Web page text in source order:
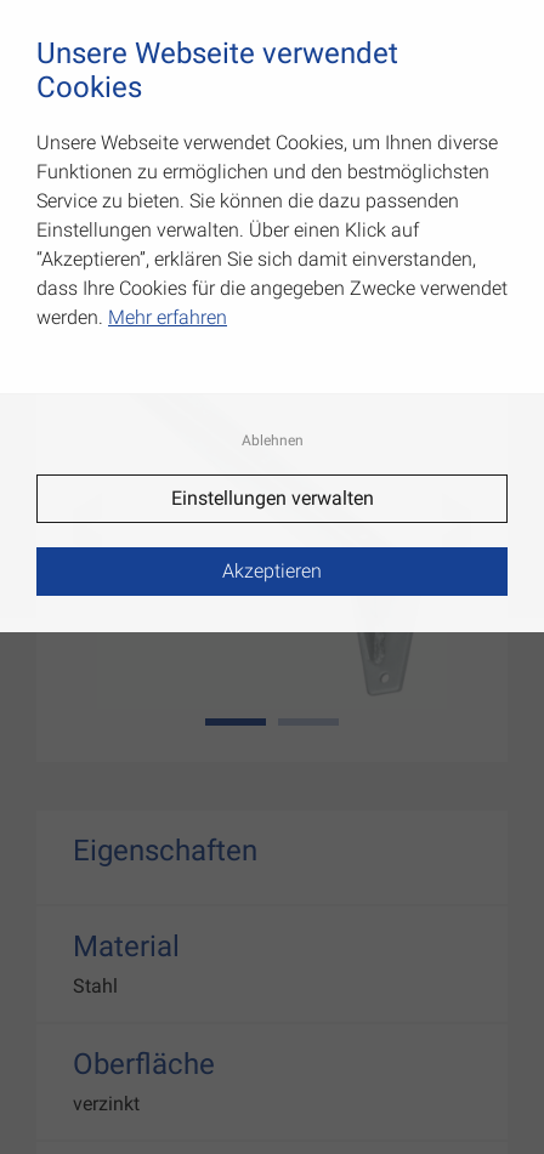
L-Profil-Konsolen
Art.-Nr.: 000154120Z
1
Eigenschaften
Material
Stahl
Oberfläche
verzinkt
Unsere Webseite verwendet
Cookies
Unsere Webseite verwendet Cookies, um Ihnen diverse
Funktionen zu ermöglichen und den bestmöglichsten
Service zu bieten. Sie können die dazu passenden
Einstellungen verwalten. Über einen Klick auf
“Akzeptieren”, erklären Sie sich damit einverstanden,
dass Ihre Cookies für die angegeben Zwecke verwendet
werden. Mehr erfahren
Ablehnen
Einstellungen verwalten
Akzeptieren